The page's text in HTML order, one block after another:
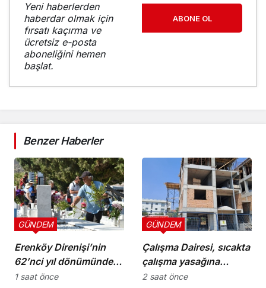
Yeni haberlerden
haberdar olmak için
fırsatı kaçırma ve
ücretsiz e-posta
aboneliğini hemen
başlat.
ABONE OL
Benzer Haberler
Erenköy Direnişi’nin
62’nci yıl dönümünde
şehitler törenle anıldı
GÜNDEM
1 saat önce
Çalışma Dairesi, sıcakta
çalışma yasağına
uymayan 19 iş yerine
GÜNDEM
2 saat önce